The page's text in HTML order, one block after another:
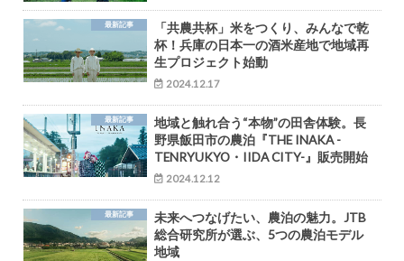
最新記事
「共農共杯」米をつくり、みんなで乾
杯！兵庫の日本一の酒米産地で地域再
生プロジェクト始動
2024.12.17
最新記事
地域と触れ合う“本物”の田舎体験。長
野県飯田市の農泊『THE INAKA -
TENRYUKYO・IIDA CITY-』販売開始
2024.12.12
最新記事
未来へつなげたい、農泊の魅力。JTB
総合研究所が選ぶ、5つの農泊モデル
地域